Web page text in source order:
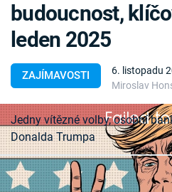
Témata
Témata
Pořady
TV Program
ZAJÍMAVOSTI
6. listopadu
Miroslav
budoucnost,
leden 2025
Failed
Jedny vítězné volby, osobní
Donalda Trumpa
Donald Trump se stal 6.